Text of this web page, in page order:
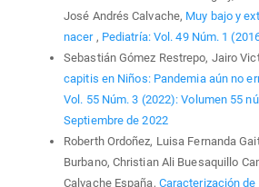
José Andrés Calvache, Muy bajo y
nacer , Pediatría: Vol. 49 Núm. 1
Sebastián Gómez Restrepo, Jairo
capitis en Niños: Pandemia aún no
Vol. 55 Núm. 3 (2022): Volumen 55
Septiembre de 2022
Roberth Ordoñez, Luisa Fernanda
Burbano, Christian Ali Buesaquillo
Calvache España, Caracterización